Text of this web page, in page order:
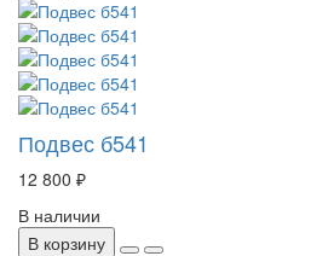
Подвес б541
12 800 ₽
В наличии
В корзину